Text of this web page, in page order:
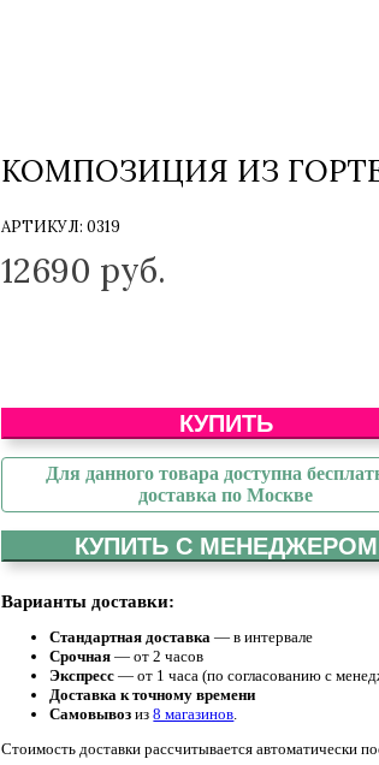
КОМПОЗИЦИЯ ИЗ
АРТИКУЛ:0319
12690 руб.
КУПИТЬ
Для данного товара доступна
доставка по Москве
КУПИТЬ С МЕНЕДЖЕРОМ
Варианты доставки:
Стандартная доставка — в интервале
Срочная — от 2 часов
Экспресс — от 1 часа (по согласованию с
Доставка к точному времени
Самовывоз из8 магазинов
Стоимость доставки рассчитывается автоматически